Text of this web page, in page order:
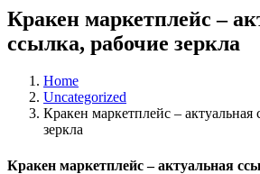
Кракен маркетплейс –
ссылка, рабочие зеркла
Home
Uncategorized
Кракен маркетплейс – актуальная
зеркла
Кракен маркетплейс – актуальная